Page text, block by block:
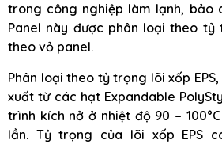
trong công nghiệp làm lạnh, bảo
Panel này được phân loại theo tỷ
theo vỏ panel.
Phân loại theo tỷ trọng lõi xốp EPS,
xuất từ các hạt Expandable
trình kích nở ở nhiệt độ 90 –
lần. Tỷ trọng của lõi xốp EPS